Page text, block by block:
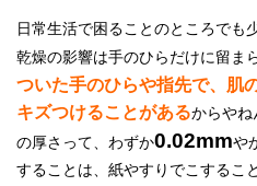
日常生活で困ることのところでも
乾燥の影響は手のひらだけに留ま
ついた手のひらや指先で、肌
キズつけることがあるからやね
の厚さって、わずか0.02mmや
することは、紙やすりでこするこ